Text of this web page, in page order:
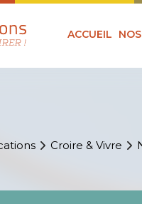
ACCUEIL
Croire & Vivre